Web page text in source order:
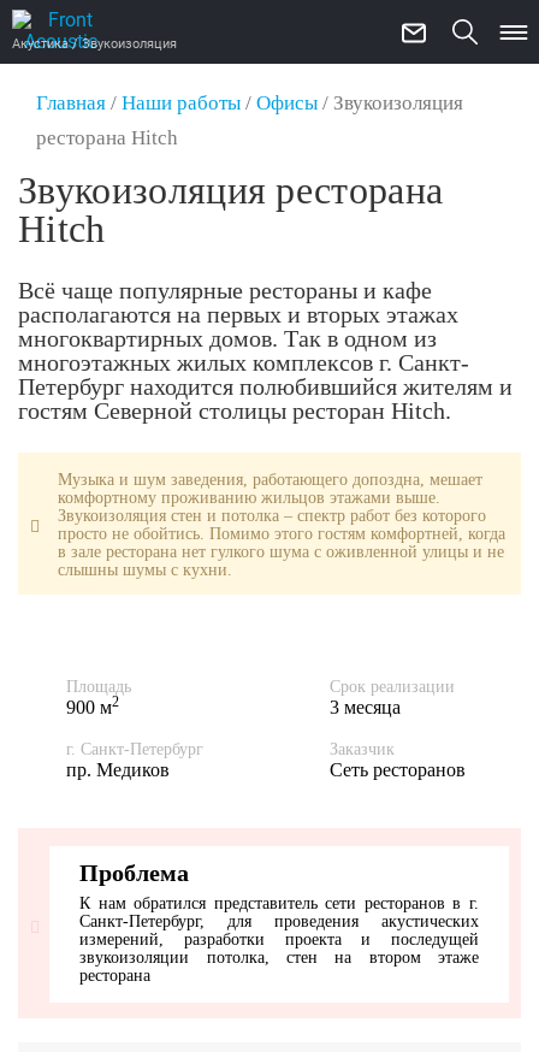
Акустика / Звукоизоляция
Главная / Наши работы / Офисы / Звукоизоляция
ресторана Hitch
Звукоизоляция ресторана
Hitch
Всё чаще популярные рестораны и кафе
располагаются на первых и вторых этажах
многоквартирных домов. Так в одном из
многоэтажных жилых комплексов г. Санкт-
Петербург находится полюбившийся жителям и
гостям Северной столицы ресторан Hitch.
Музыка и шум заведения, работающего допоздна, мешает
комфортному проживанию жильцов этажами выше.
Звукоизоляция стен и потолка – спектр работ без которого
просто не обойтись. Помимо этого гостям комфортней, когда
в зале ресторана нет гулкого шума с оживленной улицы и не
слышны шумы с кухни.
Площадь
900 м2
Срок реализации
3 месяца
г. Санкт-Петербург
пр. Медиков
Заказчик
Сеть ресторанов
Проблема
К нам обратился представитель сети ресторанов в г.
Санкт-Петербург, для проведения акустических
измерений, разработки проекта и последущей
звукоизоляции потолка, стен на втором этаже
ресторана